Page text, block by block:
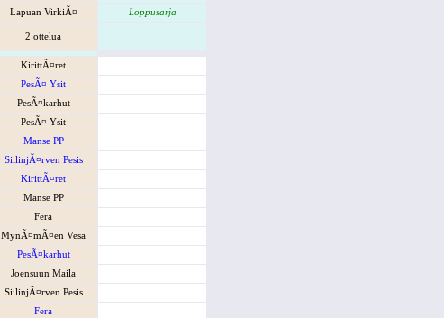
Lapuan VirkiÃ¤ Loppusarja
2 ottelua
KirittÃ¤ret
PesÃ¤ Ysit
PesÃ¤karhut
PesÃ¤ Ysit
Manse PP
SiilinjÃ¤rven Pesis
KirittÃ¤ret
Manse PP
Fera
MynÃ¤mÃ¤en Vesa
PesÃ¤karhut
Joensuun Maila
SiilinjÃ¤rven Pesis
Fera